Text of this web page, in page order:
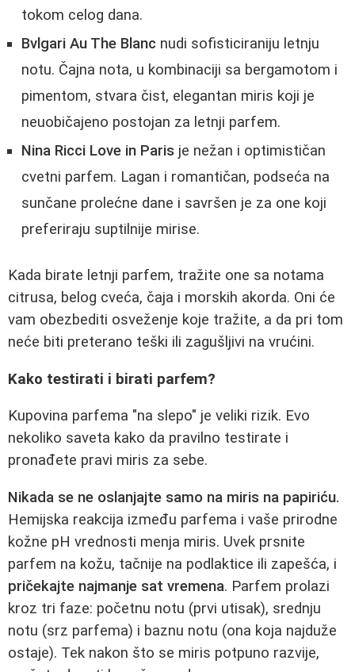
tokom celog dana.
Bvlgari Au The Blanc nudi sofisticiraniju letnju
notu. Čajna nota, u kombinaciji sa bergamotom i
pimentom, stvara čist, elegantan miris koji je
neuobičajeno postojan za letnji parfem.
Nina Ricci Love in Paris je nežan i optimističan
cvetni parfem. Lagan i romantičan, podseća na
sunčane prolećne dane i savršen je za one koji
preferiraju suptilnije mirise.
Kada birate letnji parfem, tražite one sa notama
citrusa, belog cveća, čaja i morskih akorda. Oni će
vam obezbediti osveženje koje tražite, a da pri tom
neće biti preterano teški ili zagušljivi na vrućini.
Kako testirati i birati parfem?
Kupovina parfema "na slepo" je veliki rizik. Evo
nekoliko saveta kako da pravilno testirate i
pronađete pravi miris za sebe.
Nikada se ne oslanjajte samo na miris na papiriću.
Hemijska reakcija između parfema i vaše prirodne
kožne pH vrednosti menja miris. Uvek prsnite
parfem na kožu, tačnije na podlaktice ili zapešća, i
pričekajte najmanje sat vremena. Parfem prolazi
kroz tri faze: početnu notu (prvi utisak), srednju
notu (srz parfema) i baznu notu (ona koja najduže
ostaje). Tek nakon što se miris potpuno razvije,